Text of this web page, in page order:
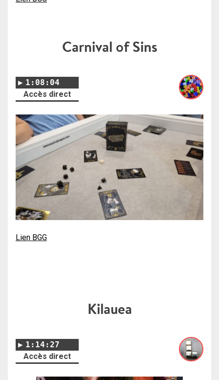
Carnival of Sins
1:08:04
Accès direct
Lien BGG
Kilauea
1:14:27
Accès direct